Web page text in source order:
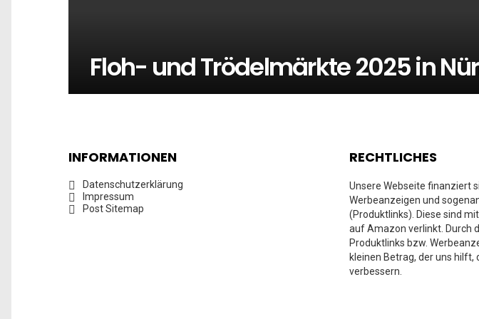
Floh- und Trödelmärkte 2025 in
INFORMATIONEN
Datenschutzerklärung
Impressum
Post Sitemap
RECHTLICHES
Unsere Webseite finanziert
Werbeanzeigen und
(Produktlinks). Diese sind
auf Amazon verlinkt. Durch
Produktlinks bzw.
kleinen Betrag, der uns hilft,
verbessern.